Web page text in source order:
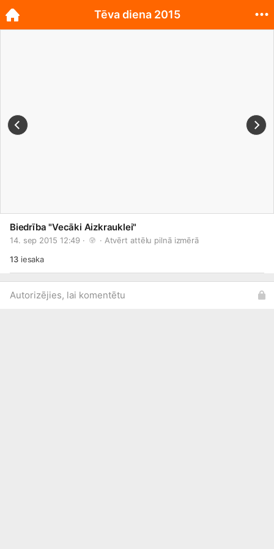
Biedrība "Vecāki Aizkrauklei"
14. sep 2015 12:49 · · Atvērt attēlu pilnā izmērā
13iesaka
Autorizējies, lai komentētu
Tēva diena 2015